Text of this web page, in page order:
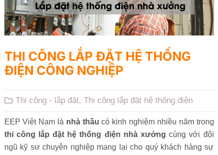
THI CÔNG LẮP ĐẶT HỆ THỐNG
ĐIỆN CÔNG NGHIỆP
Thi công - lắp đặt,Thi công lắp đặt hệ thống điện
EEP Việt Nam là nhà thầucó kinh nghiệm nhiều năm trong
thi công lắp đặt hệ thống điện nhà xưởng cùng với đội
ngũ kỹ sư chuyên nghiệp mang lại cho quý khách hàng sự